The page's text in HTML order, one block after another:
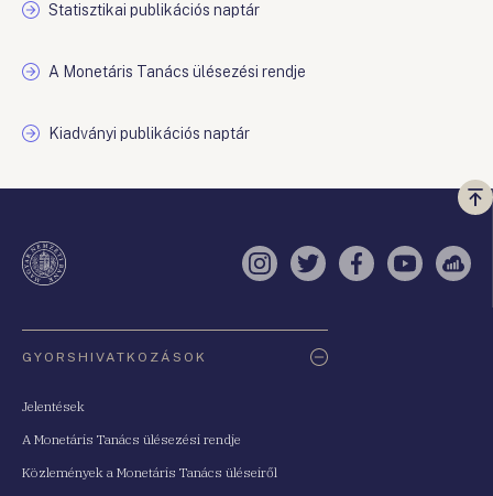
Statisztikai publikációs naptár
A Monetáris Tanács ülésezési rendje
Kiadványi publikációs naptár
a
Instagram
TwitterFacebook
YouTube
GYORSHIVATKOZÁSOK
Jelentések
A Monetáris Tanács ülésezési rendje
Közlemények a Monetáris Tanács üléseiről